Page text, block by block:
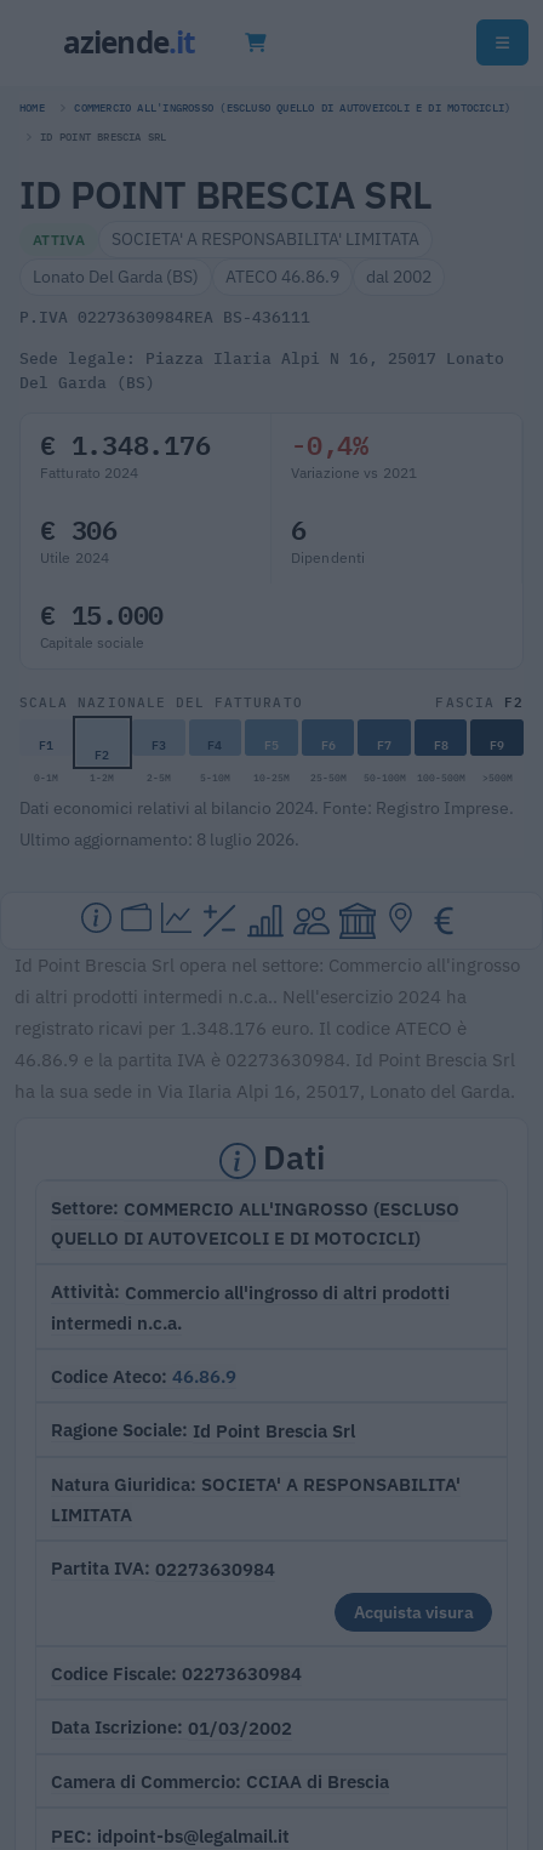
HOME COMMERCIO ALL'INGROSSO (ESCLUSO QUELLO DI AUTOVEICOLI E DI MOTOCICLI)
ID POINT BRESCIA SRL
ID POINT BRESCIA SRL
ATTIVA
SOCIETA' A RESPONSABILITA' LIMITATA
Lonato Del Garda (BS)
ATECO 46.86.9 dal 2002
P.IVA 02273630984REA BS-436111
Sede legale: Piazza Ilaria Alpi N 16, 25017 Lonato
Del Garda (BS)
€ 1.348.176
Fatturato 2024
-0,4%
Variazione vs 2021
€ 306
Utile 2024
6
Dipendenti
€ 15.000
Capitale sociale
SCALA NAZIONALE DEL FATTURATO FASCIA F2
F1 F2 F3 F4 F5 F6 F7 F8 F9
0-1M 1-2M 2-5M 5-10M 10-25M 25-50M 50-100M 100-500M >500M
Dati economici relativi al bilancio 2024. Fonte: Registro Imprese.
Ultimo aggiornamento: 8 luglio 2026.
Id Point Brescia Srl opera nel settore: Commercio all'ingrosso
di altri prodotti intermedi n.c.a.. Nell'esercizio 2024 ha
registrato ricavi per 1.348.176 euro. Il codice ATECO è
46.86.9 e la partita IVA è 02273630984. Id Point Brescia Srl
ha la sua sede in Via Ilaria Alpi 16, 25017, Lonato del Garda.
Dati
Settore COMMERCIO ALL'INGROSSO (ESCLUSO
QUELLO DI AUTOVEICOLI E DI MOTOCICLI)
Attività Commercio all'ingrosso di altri prodotti
intermedi n.c.a.
Codice Ateco 46.86.9
Ragione Sociale Id Point Brescia Srl
Natura Giuridica SOCIETA' A RESPONSABILITA'
LIMITATA
Partita IVA 02273630984
Acquista visura
Codice Fiscale 02273630984
Data Iscrizione 01/03/2002
Camera di Commercio CCIAA di Brescia
PEC idpoint-bs@legalmail.it